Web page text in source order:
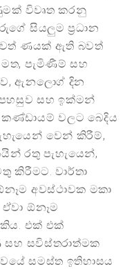
විවෘත කරනු
සියලුම ප්‍රධාන
ණයක් ඇති බවත්
පැමිණීම් සහ
ඇනලොග් දින
සහ ඉක්මන්
කණ්ඩායම් වලට බෙදිය
වෙන් කිරීම්,
රතු පැහැයෙන්,
කිරීමට. වාර්තා
අවස්ථාවක මකා
ඕනෑම
එක් එක්
සහ සවිස්තරාත්මක
සමස්ත ඉතිහාසය